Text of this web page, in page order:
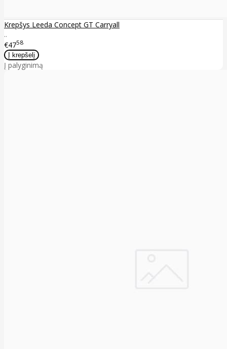
Krepšys Leeda Concept GT Carryall
..
€4758
Į palyginimą